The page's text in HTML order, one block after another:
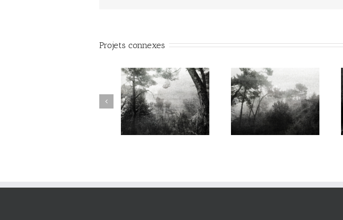
Projets connexes
Sur l’Épaule du Temps Sur l’Épaule du Temps Sur l’Épaule du Temps